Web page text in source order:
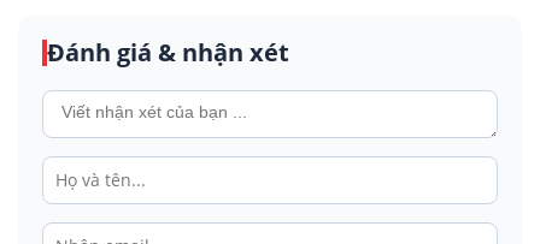
Đánh giá & nhận xét